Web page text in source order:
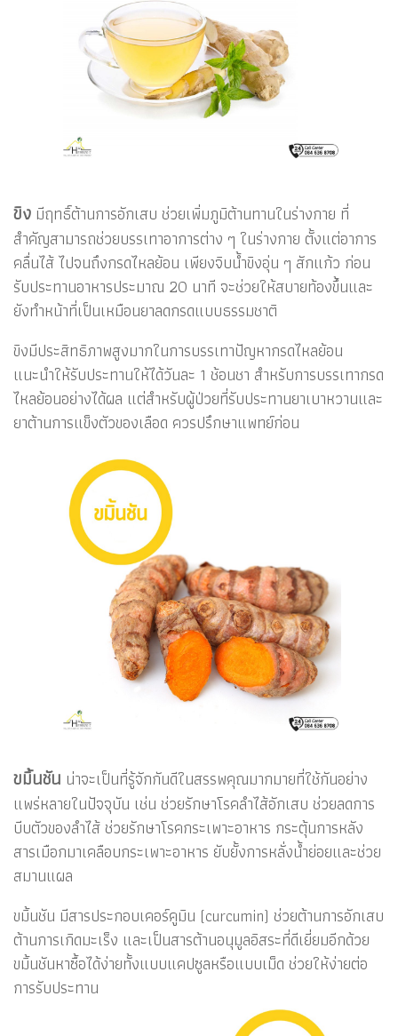
ขิง มีฤทธิ์ต้านการอักเสบ ช่วยเพิ่มภูมิต้านทานในร่างกาย ที่
สำคัญสามารถช่วยบรรเทาอาการต่าง ๆ ในร่างกาย ตั้งแต่อาการ
คลื่นไส้ ไปจนถึงกรดไหลย้อน เพียงจิบน้ำขิงอุ่น ๆ สักแก้ว ก่อน
รับประทานอาหารประมาณ 20 นาที จะช่วยให้สบายท้องขึ้นและ
ยังทำหน้าที่เป็นเหมือนยาลดกรดแบบธรรมชาติ
ขิงมีประสิทธิภาพสูงมากในการบรรเทาปัญหากรดไหลย้อน
แนะนำให้รับประทานให้ได้วันละ 1 ช้อนชา สำหรับการบรรเทากรด
ไหลย้อนอย่างได้ผล แต่สำหรับผู้ป่วยที่รับประทานยาเบาหวานและ
ยาต้านการแข็งตัวของเลือด ควรปรึกษาแพทย์ก่อน
ขมิ้นชัน น่าจะเป็นที่รู้จักกันดีในสรรพคุณมากมายที่ใช้กันอย่าง
แพร่หลายในปัจจุบัน เช่น ช่วยรักษาโรคลำไส้อักเสบ ช่วยลดการ
บีบตัวของลำไส้ ช่วยรักษาโรคกระเพาะอาหาร กระตุ้นการหลัง
สารเมือกมาเคลือบกระเพาะอาหาร ยับยั้งการหลั่งน้ำย่อยและช่วย
สมานแผล
ขมิ้นชัน มีสารประกอบเคอร์คูมิน (curcumin) ช่วยต้านการอักเสบ
ต้านการเกิดมะเร็ง และเป็นสารต้านอนุมูลอิสระที่ดีเยี่ยมอีกด้วย
ขมิ้นชันหาซื้อได้ง่ายทั้งแบบแคปซูลหรือแบบเม็ด ช่วยให้ง่ายต่อ
การรับประทาน